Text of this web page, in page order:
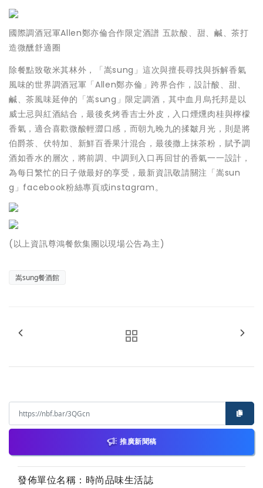
國際調酒冠軍Allen鄭亦倫合作限定酒譜 五款酸、甜、鹹、茶打
造微醺舒適圈
除餐點致敬米其林外，「嵩sung」這次與擅長尋找與拆解香氣
風味的世界調酒冠軍「Allen鄭亦倫」跨界合作，設計酸、甜、
鹹、茶風味延伸的「嵩sung」限定調酒，其中血月烏托邦是以
威士忌與紅酒結合，最後炙烤香吉士外皮，入口煙燻肉桂與檸檬
香氣，適合喜歡微酸輕澀口感，而朝九晚九的揉皺月光，則是將
伯爵茶、伏特加、新鮮百香果汁混合，最後撒上抹茶粉，賦予調
酒如香水的層次，將前調、中調到入口再回甘的香氣一一設計，
為每日繁忙的日子做最好的享受，最新資訊敬請關注「嵩sun
g」facebook粉絲專頁或instagram。
(以上資訊尊鴻餐飲集團以現場公告為主)
嵩sung餐酒館
推廣新聞稿
發佈單位名稱：時尚品味生活誌